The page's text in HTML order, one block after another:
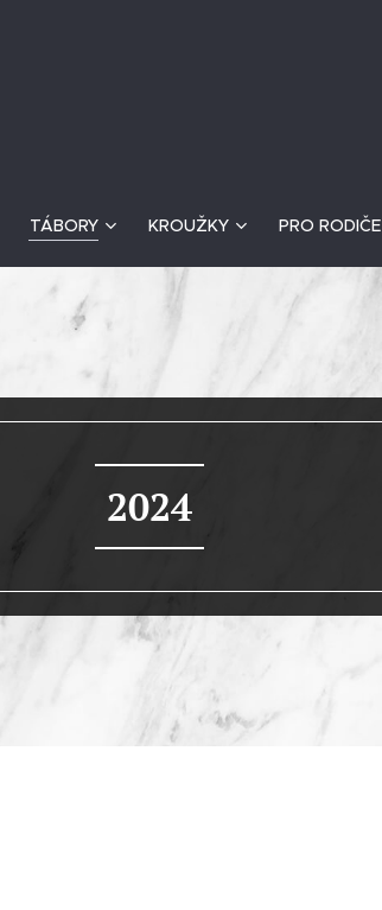
TÁBORY KROUŽKY PRO RODIČE
2024